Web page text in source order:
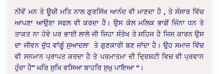
ਨੀਵੇਂ ਮਨ ਤੇ ਊਚੀ ਮਤਿ ਨਾਲ ਗੁਰਸਿੱਖ ਆਨੰਦ ਵੀ ਮਾਣਦਾ ਹੈ , ਤੇ ਸੰਸਾਰ ਵਿੱਚ
ਆਪਣਾ ਆਉਣਾ ਸਫਲ ਵੀ ਕਰਦਾ ਹੈ। ਉਸ ਕੋਲ ਮਲਿਕ ਭਾਗੋਂ ਜਿੰਨਾ ਧਨ ਤੇ
ਤਾਕਤ ਨਾ ਹੋਵੇ ਪਰ ਭਾਈ ਲਾਲੋ ਜੀ ਜਿਹਾ ਸੰਤੋਖ ਤੇ ਸਹਿਜ ਹੈ ਜਿਸ ਕਾਰਨ ਉਸ
ਦਾ ਜੀਵਨ ਦੁੱਧ ਵਾਂਗੂੰ ਸੁਆਦਲਾ ਤੇ ਗੁਣਕਾਰੀ ਬਣ ਜਾਂਦਾ ਹੈ। ਉਹ ਸਮਾਜ ਵਿੱਚ
ਵੀ ਸਨਮਾਨ ਪ੍ਰਾਪਤ ਕਰਦਾ ਹੈ ਤੇ ਪਰਮਾਤਮਾ ਦੀ ਦ੍ਰਿਸ਼ਟੀ ਵਿਚ ਵੀ ਪ੍ਰਵਾਨ
ਹੁੰਦਾ ਹੈ” ਘਰਿ ਸੁਖਿ ਵਸਿਆ ਬਾਹਰਿ ਸੁਖੁ ਪਾਇਆ “।